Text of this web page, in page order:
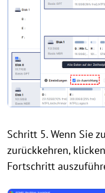
Schritt 5. Wenn Sie
zurückkehren,
Fortschritt